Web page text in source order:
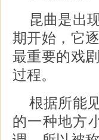
昆曲是出
期开始，它
最重要的戏
过程。
根据所能
的一种地方